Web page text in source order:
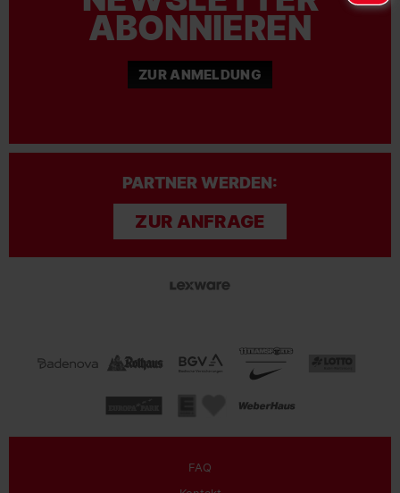
ABONNIEREN
ZUR ANMELDUNG
PARTNER WERDEN:
ZUR ANFRAGE
FAQ